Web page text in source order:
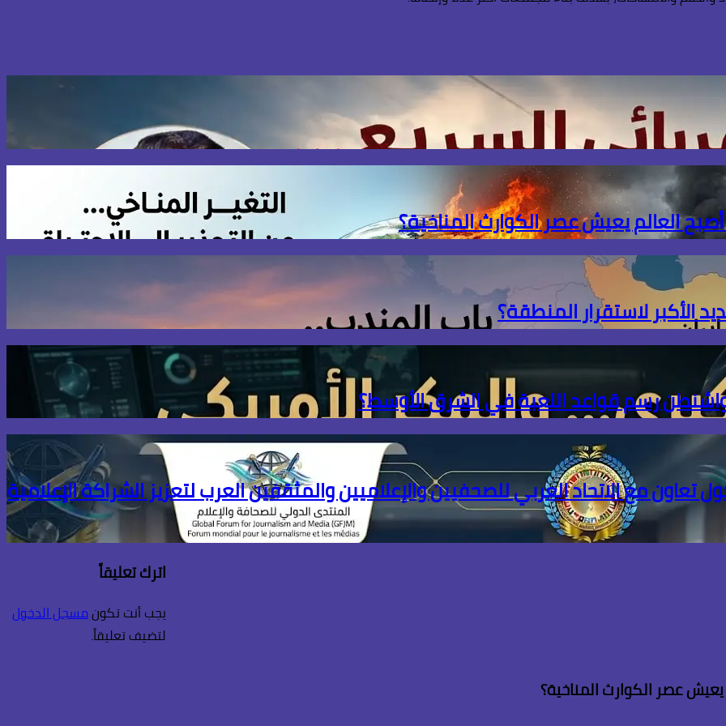
العالم يعيش عصر الكوارث المناخية؟
الأكبر لاستقرار المنطقة؟
رسم قواعد اللعبة في الشرق الأوسط؟
تعاون مع الاتحاد العربي للصحفيين والإعلاميين والمثقفين العرب لتعزيز الشراكة الإعلامية
يعيش عصر الكوارث المناخية؟
اترك تعليقاً
يجب أنت تكونمسجل الدخول
لتضيف تعليقاً.